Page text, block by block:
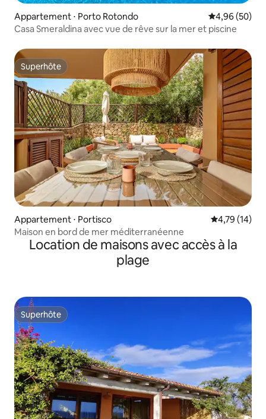
Appartement ⋅ Porto Rotondo Évaluation
4,96 (50)
Casa Smeraldina avec vue de rêve sur la mer et piscine
Superhôte
Superhôte
Appartement ⋅ Portisco Évaluation
4,79 (14)
Maison en bord de mer méditerranéenne
Location de maisons avec accès à la
plage
Superhôte
Superhôte